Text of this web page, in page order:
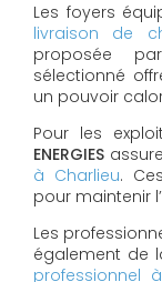
Les foyers
livraison de
proposée
sélectionné
un pouvoir
Pour les
ENERGIES
à Charlieu.
pour maintenir
Les
également de
professionnel